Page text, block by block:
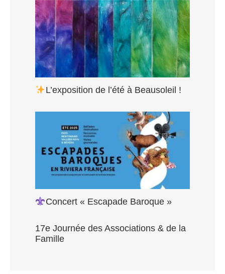
L’exposition de l’été à Beausoleil !
Concert « Escapade Baroque »
17e Journée des Associations & de la
Famille